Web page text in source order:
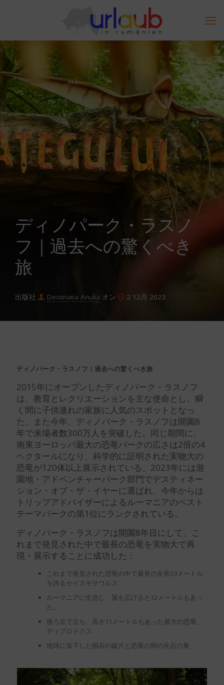
ディノパーク・ラスノ
フ｜過去への驚くべき
旅
出版社 Destinatia Anului オン 2 12月 2023
ディノパーク・ラスノフ｜過去への驚くべき旅
2015年にオープンしたディノパーク・ラスノフ
は、教育とレクリエーションを主な使命とし、瞬
く間に子供連れの家族に人気のスポットとなっ
た。また今年、ディノパーク・ラスノフは開園8
年で来場者数300万人を突破した。同じ期間に、
南東ヨーロッパ最大の恐竜パークの広さは2倍の4
ヘクタールになり、科学的に証明された実物大の
恐竜が120体以上展示されている。2023年には遊
園地・アドベンチャーパーク部門でデスティネー
ション・オブ・ザ・イヤーに選ばれ、今年からは
トリップアドバイザーによるルーマニアのベスト
テーマパークの第1位にランクされている。
ディノパーク・ラスノフは開園8年目にして、こ
れまで発見された中で最長の恐竜を実物大で再
現・展示することに成功した：
これまで発見された恐竜の中で最長の全長50メートル
を誇るセイスモサウルス
ルーマニアに生息し、翼を広げると12メートルもあっ
た。
後ろ足で立ち、高さ11メートルもあった最大の恐竜、
ディプロドクス
地球に落下した隕石の破片と恐竜の卵の化石の巣